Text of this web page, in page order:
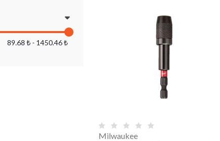
89.68 ₺ - 1450.46 ₺
Milwaukee